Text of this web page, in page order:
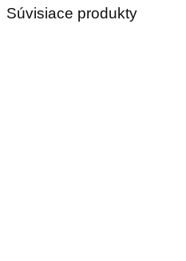
Súvisiace produkty